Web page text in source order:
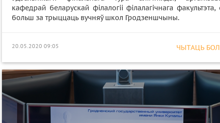
кафедрай беларускай філалогіі філалагічнага факультэта,
больш за трыццаць вучняў школ Гродзеншчыны.
ЧЫТАЦЬ
20.05.2020 09:05